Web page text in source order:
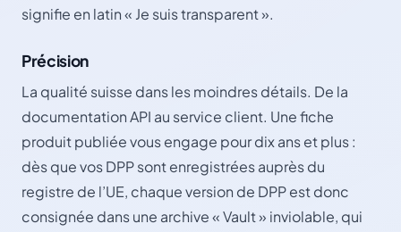
signifie en latin « Je suis transparent ».
Précision
La qualité suisse dans les moindres détails. De la
documentation API au service client. Une fiche
produit publiée vous engage pour dix ans et plus :
dès que vos DPP sont enregistrées auprès du
registre de l’UE, chaque version de DPP est donc
consignée dans une archive « Vault » inviolable, qui